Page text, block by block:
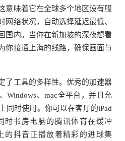
意味着它在全球多个地区设有服
网络状况，自动选择延迟最低、
国内。当你在新加坡的深夜想看
你接通上海的线路，确保画面与
了工具的多样性。优秀的加速器
Windows、mac全平台，并且允
同时使用。你可以在客厅的iPad
时书房电脑的腾讯体育在缓冲
的抖音正播放着精彩的进球集